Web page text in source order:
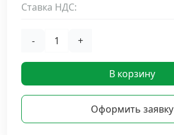
Заклепки
Гвозди и скобы
Хомуты и шуруп-шпильки
Ставка НДС:
- +
В корзину
Оформить заявку